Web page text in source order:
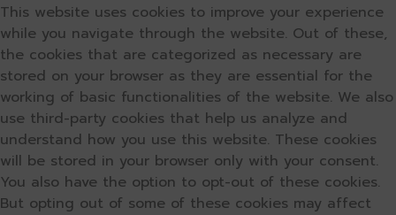
This website uses cookies to improve your experience
while you navigate through the website. Out of these,
the cookies that are categorized as necessary are
stored on your browser as they are essential for the
working of basic functionalities of the website. We also
use third-party cookies that help us analyze and
understand how you use this website. These cookies
will be stored in your browser only with your consent.
You also have the option to opt-out of these cookies.
But opting out of some of these cookies may affect